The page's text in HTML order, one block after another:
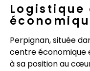
Logistique
Perpignan, située
centre économique
à sa position au